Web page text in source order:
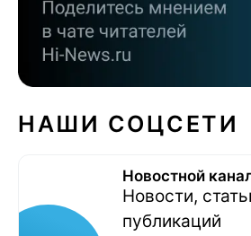
НАШИ СОЦСЕТИ
Новостной
Новости,
публикаций